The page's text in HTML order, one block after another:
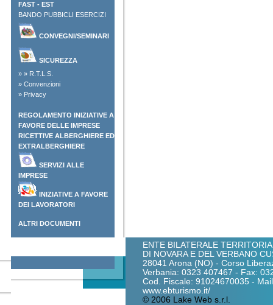
FAST - EST
BANDO PUBBICLI ESERCIZI
CONVEGNI/SEMINARI
SICUREZZA
» » R.T.L.S.
» Convenzioni
» Privacy
REGOLAMENTO INIZIATIVE A
FAVORE DELLE IMPRESE
RICETTIVE ALBERGHIERE ED
EXTRALBERGHIERE
SERVIZI ALLE
IMPRESE
INIZIATIVE A FAVORE
DEI LAVORATORI
ALTRI DOCUMENTI
ENTE BILATERALE
DI NOVARA E DEL VERBANO
28041 Arona (NO) - Corso
Verbania: 0323 407467 - Fax:
Cod. Fiscale: 91024670035 -
www.ebturismo.it/
© 2006 Lake Web s.r.l.